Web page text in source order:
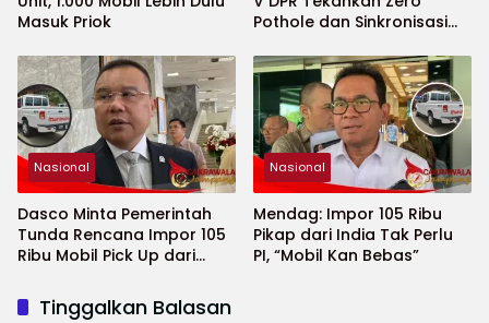
Masuk Priok
Pothole dan Sinkronisasi
Nasional
Dasco Minta Pemerintah
Tunda Rencana Impor 105
Ribu Mobil Pick Up dari
Nasional
Mendag: Impor 105 Ribu
Pikap dari India Tak Perlu
PI, “Mobil Kan Bebas”
Tinggalkan Balasan